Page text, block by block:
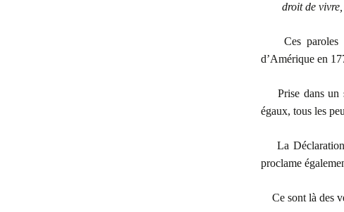
droit de
Ces paroles
d’Amérique en
Prise dans un
égaux, tous les
La
proclame
Ce sont là des